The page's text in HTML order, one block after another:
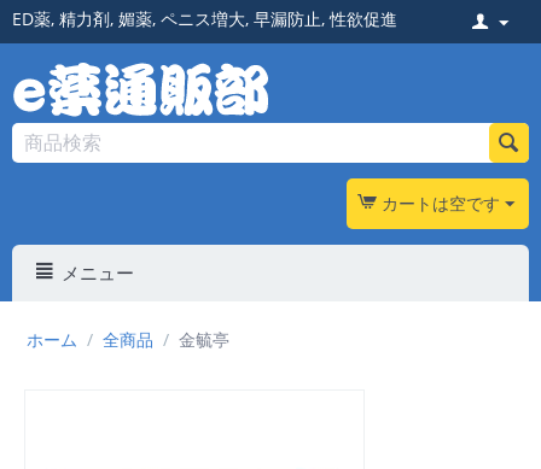
ED薬, 精力剤, 媚薬, ペニス増大, 早漏防止,性欲促進
カートは空です
メニュー
ホーム / 全商品 / 金毓亭